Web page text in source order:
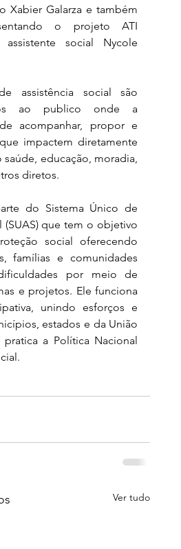
Xabier Galarza e também
o projeto ATI
assistente social Nycole
assistência social são
ao publico onde a
acompanhar, propor e
impactem diretamente
educação, moradia,
diretos.
do Sistema Único de
(SUAS) que tem o objetivo
social oferecendo
famílias e comunidades
por meio de
e projetos. Ele funciona
unindo esforços e
estados e da União
a Política Nacional
Ver tudo